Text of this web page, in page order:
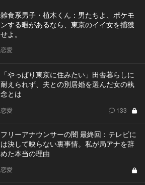
雑食系男子・植木くん：男たちよ、ポケモ
ンする暇があるなら、東京のイイ女を捕獲
せよ。
恋愛
「やっぱり東京に住みたい」田舎暮らしに
耐えられず、夫との別居婚を選んだ女の執
念とは
恋愛 133
フリーアナウンサーの闇 最終回：テレビに
は決して映らない裏事情。私が局アナを辞
めた本当の理由
恋愛